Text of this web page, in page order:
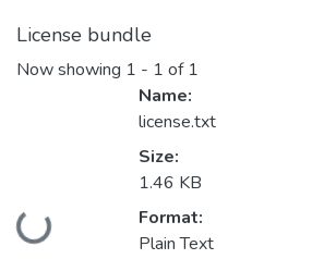
License bundle
Now showing 1 - 1 of 1
Loading...
Name:
license.txt
Size:
1.46 KB
Format:
Plain Text